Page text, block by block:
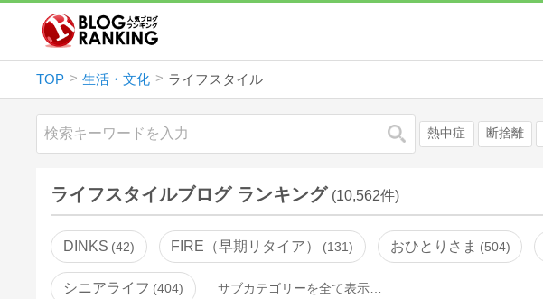
TOP 生活・文化 ライフスタイル
検索 熱中症 断捨離
ライフスタイルブログ ランキング (10,562件)
DINKS 42 FIRE（早期リタイア） 131 おひとりさま 504
シニアライフ 404 サブカテゴリーを全て表示…